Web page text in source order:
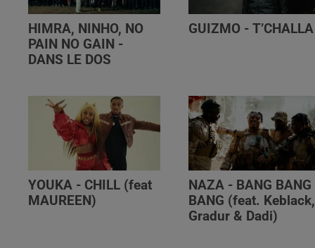
HIMRA, NINHO, NO
PAIN NO GAIN -
DANS LE DOS
GUIZMO - T’CHALLA
YOUKA - CHILL (feat
MAUREEN)
NAZA - BANG BANG
BANG (feat. Keblack,
Gradur & Dadi)